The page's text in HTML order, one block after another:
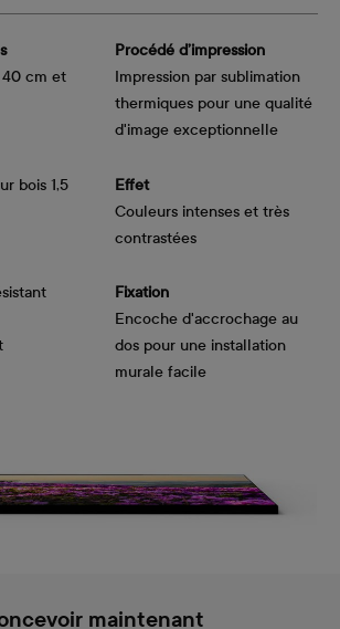
40 cm et
bois 1,5
Procédé d’impression
Impression par sublimation
thermiques pour une qualité
d'image exceptionnelle
Effet
Couleurs intenses et très
contrastées
Fixation
Encoche d'accrochage au
dos pour une installation
murale facile
maintenant